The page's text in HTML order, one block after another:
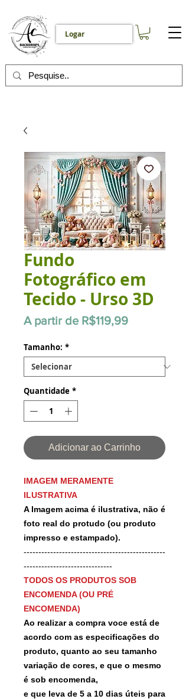
Logar
Fundo
Fotográfico em
Tecido - Urso 3D
A partir de R$119,99Preço
Tamanho: *
Quantidade *
Adicionar ao Carrinho
IMAGEM MERAMENTE
ILUSTRATIVA
A Imagem acima é ilustrativa, não é
foto real do protudo (ou produto
impresso e estampado).
------------------------------------------------
------------------------------
TODOS OS PRODUTOS SOB
ENCOMENDA (OU PRÉ
ENCOMENDA)
Ao realizar a compra voce está de
acordo com as especificações do
produto, quanto ao seu tamanho
variação de cores, e que o mesmo
é sob encomenda,
e que leva de 5 a 10 dias úteis para